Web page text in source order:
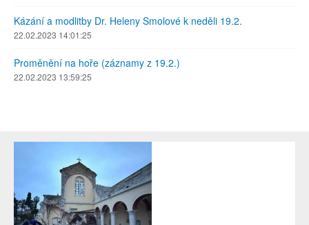
Kázání a modlitby Dr. Heleny Smolové k neděli 19.2.
22.02.2023 14:01:25
Proměnění na hoře (záznamy z 19.2.)
22.02.2023 13:59:25